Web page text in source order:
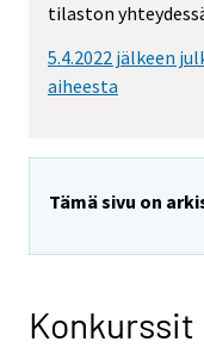
tilaston
5.4.2022 jälkeen
aiheesta
Tämä sivu on
Konkurssit